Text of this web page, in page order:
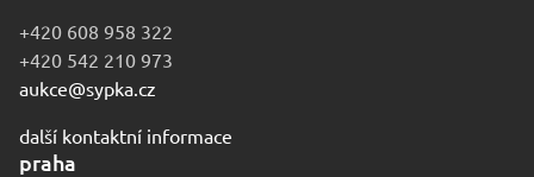
+420 608 958 322
+420 542 210 973
aukce@sypka.cz
další kontaktní informace
praha